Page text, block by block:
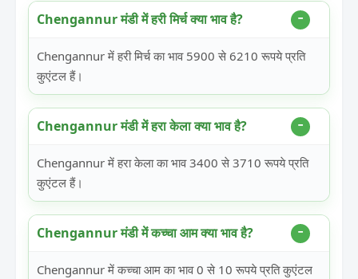
Chengannur मंडी में हरी मिर्च क्या भाव है?
Chengannur में हरी मिर्च का भाव 5900 से 6210 रूपये प्रति
कुएंटल हैं।
Chengannur मंडी में हरा केला क्या भाव है?
Chengannur में हरा केला का भाव 3400 से 3710 रूपये प्रति
कुएंटल हैं।
Chengannur मंडी में कच्चा आम क्या भाव है?
Chengannur में कच्चा आम का भाव 0 से 10 रूपये प्रति कुएंटल